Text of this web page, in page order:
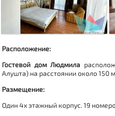
Расположение:
Гостевой дом Людмила
Алушта) на расстоянии около 150
Размещение:
Один 4х этажный корпус. 19